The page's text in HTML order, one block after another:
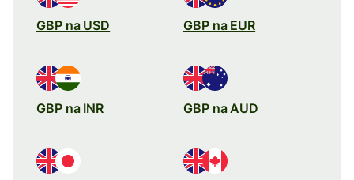
GBP na USD GBP na EUR
GBP na INR GBP na AUD